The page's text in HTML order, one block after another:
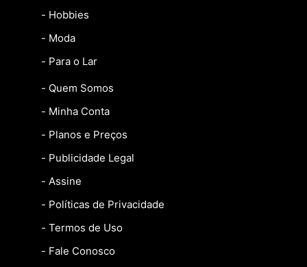
- Hobbies
- Moda
- Para o Lar
- Quem Somos
- Minha Conta
- Planos e Preços
- Publicidade Legal
- Assine
- Políticas de Privacidade
- Termos de Uso
- Fale Conosco